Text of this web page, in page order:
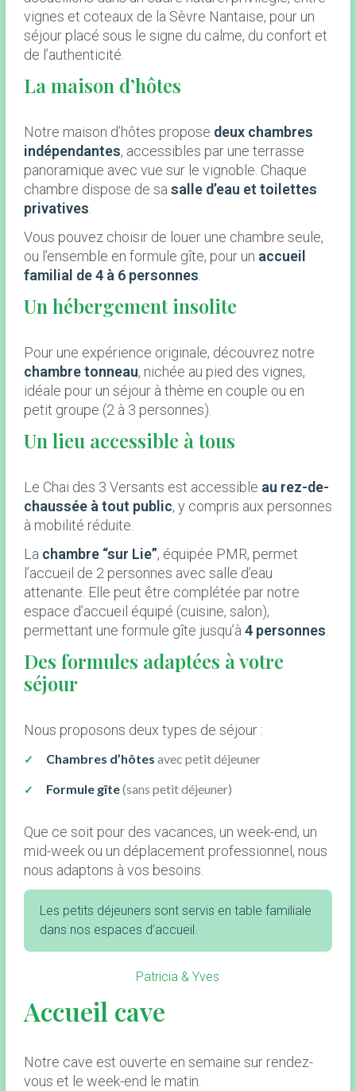
vignes et coteaux de la Sèvre Nantaise, pour un
séjour placé sous le signe du calme, du confort et
de l’authenticité.
La maison d’hôtes
Notre maison d’hôtes propose deux chambres
indépendantes, accessibles par une terrasse
panoramique avec vue sur le vignoble. Chaque
chambre dispose de sa salle d’eau et toilettes
privatives
Vous pouvez choisir de louer une chambre seule,
ou l’ensemble en formule gîte, pour un accueil
familial de 4 à 6 personnes
Un hébergement insolite
Pour une expérience originale, découvrez notre
chambre tonneau, nichée au pied des vignes,
idéale pour un séjour à thème en couple ou en
petit groupe (2 à 3 personnes).
Un lieu accessible à tous
Le Chai des 3 Versants est accessible au rez-de-
chaussée à tout public, y compris aux personnes
à mobilité réduite.
La chambre “sur Lie”, équipée PMR, permet
l’accueil de 2 personnes avec salle d’eau
attenante. Elle peut être complétée par notre
espace d’accueil équipé (cuisine, salon),
permettant une formule gîte jusqu’à 4 personnes
Des formules adaptées à votre
séjour
Nous proposons deux types de séjour :
Chambres d’hôtes avec petit déjeuner
Formule gîte(sans petit déjeuner)
Que ce soit pour des vacances, un week-end, un
mid-week ou un déplacement professionnel, nous
nous adaptons à vos besoins.
Les petits déjeuners sont servis en table familiale
dans nos espaces d’accueil.
Patricia & Yves
Accueil cave
Notre cave est ouverte en semaine sur rendez-
vous et le week-end le matin.